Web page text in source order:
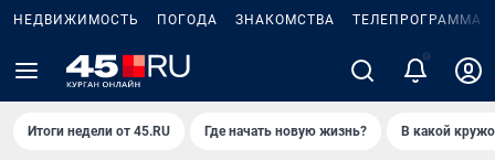
НЕДВИЖИМОСТЬ ПОГОДА ЗНАКОМСТВА ТЕЛЕПРОГРАММА
Итоги недели от 45.RU Где начать новую жизнь? В какой